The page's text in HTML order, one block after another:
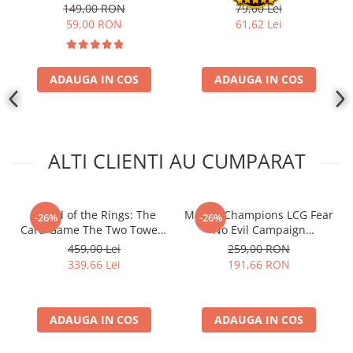
Disney Lorcana
UniVersus CCG
Neverrift TCG
Hololive
One Piece Card Game
Colectii Oficiale Topps si Panini si
Final Fantasy
Alte TCG-uri
149,00 RON
59,00 RON
ADAUGA IN COS
79,00 Lei
61,62 Lei
ADAUGA IN COS
ALTI CLIENTI AU CUMPARAT
-26%
- Lord of the Rings: The
Card Game The Two Towers
Saga Expansion
459,00 Lei
339,66 Lei
ADAUGA IN COS
-26%
Marvel Champions LCG Fear
No Evil Campaign
Expansion (EN)
259,00 RON
191,66 RON
ADAUGA IN COS